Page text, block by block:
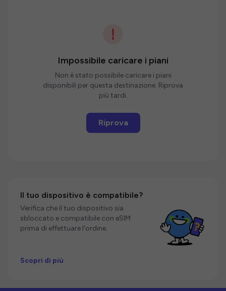
Impossibile caricare i piani
Non è stato possibile caricare i piani
disponibili per questa destinazione. Riprova
più tardi.
Riprova
Il tuo dispositivo è compatibile?
Verifica che il tuo dispositivo sia
sbloccato e compatibile con eSIM
prima di effettuare l'ordine.
Scopri di più